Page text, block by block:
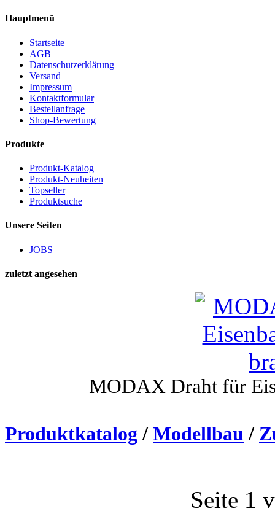
Hauptmenü
Startseite
AGB
Datenschutzerklärung
Versand
Impressum
Kontaktformular
Bestellanfrage
Shop-Bewertung
Produkte
Produkt-Katalog
Produkt-Neuheiten
Topseller
Produktsuche
Unsere Seiten
JOBS
zuletzt angesehen
MODAX Draht für
Produktkatalog / Modellbau /
Seite 1